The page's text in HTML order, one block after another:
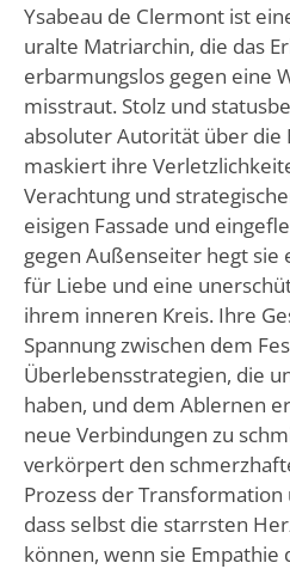
Ysabeau de Clermont ist
uralte Matriarchin, die das
erbarmungslos gegen eine
misstraut. Stolz und
absoluter Autorität über die
maskiert ihre
Verachtung und
eisigen Fassade und
gegen Außenseiter hegt sie
für Liebe und eine
ihrem inneren Kreis. Ihre
Spannung zwischen dem
Überlebensstrategien, die
haben, und dem Ablernen
neue Verbindungen zu
verkörpert den
Prozess der
dass selbst die starrsten
können, wenn sie Empathie